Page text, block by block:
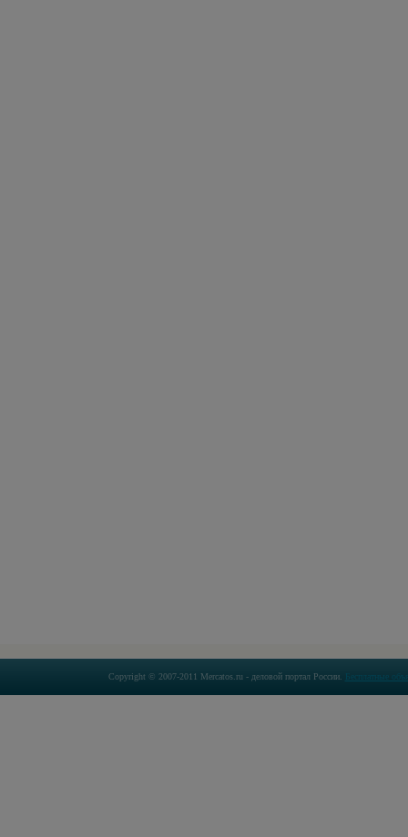
Copyright © 2007-2011 Mercatos.ru - деловой портал России. Бесплатные